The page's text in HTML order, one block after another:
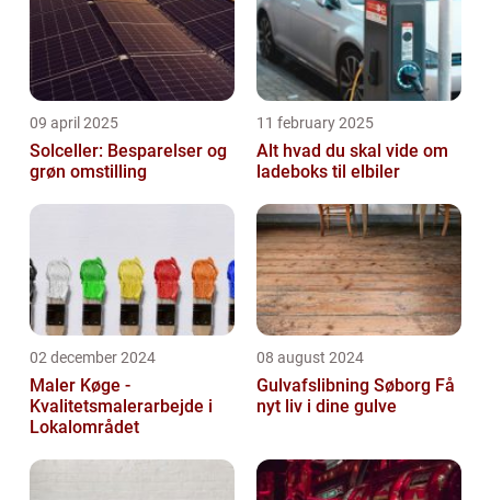
09 april 2025
Solceller: Besparelser og
grøn omstilling
11 february 2025
Alt hvad du skal vide om
ladeboks til elbiler
02 december 2024
Maler Køge -
Kvalitetsmalerarbejde i
Lokalområdet
08 august 2024
Gulvafslibning Søborg Få
nyt liv i dine gulve